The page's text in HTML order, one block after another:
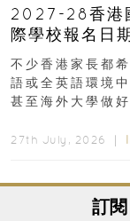
2027-28香港
際學校報名日
不少香港家長都
語或全英語環境
甚至海外大學做
27th July, 2026 ｜
訂閱